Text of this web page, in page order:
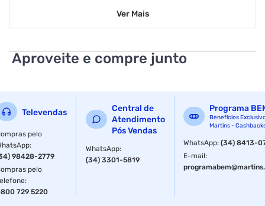
compatibilidade com diversos ambientes.
Características:
Modelo: 4671098
Especificações técnicas:
Peso dos suportes: 0,400 kg
Dimensões (L × A × P): 145 × 60 × 27 mm
Ver Mais
Aproveite e compre junto
Televendas
pelo
:
98428-2779
pelo
:
729 5220
Central de
Atendimento
Pós Vendas
WhatsApp:
(34) 3301-5819
Programa
Benefícios
Martins -
WhatsApp:(34) 8413-
E-mail: